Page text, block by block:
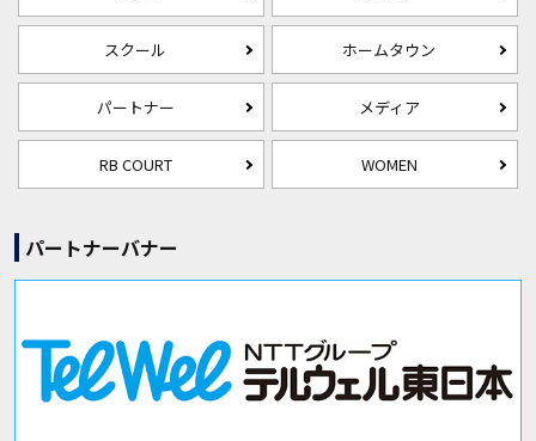
スクール ホームタウン
パートナー メディア
RB COURT WOMEN
パートナーバナー